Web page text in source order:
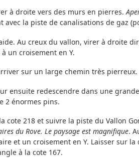
à droite vers des murs en pierres.
la piste de canalisations de gaz
Au creux du vallon, virer à droite
un croisement en Y.
sur un large chemin très pierreux.
ensuite redescendre dans une
2 énormes pins.
cote 218 et suivre la piste du Vallon
du Rove. Le paysage est magnifique.
et un croisement en Y. Laisser sur la
à la cote 167.